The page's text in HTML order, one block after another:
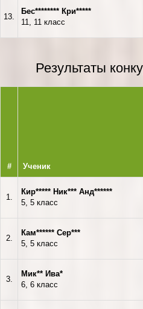
13.
Бес******** Кри*****
11, 11 класс
Результаты
# Ученик
1.
Кир***** Ник*** Анд******
5, 5 класс
2.
Кам****** Сер***
5, 5 класс
3.
Мик** Ива*
6, 6 класс